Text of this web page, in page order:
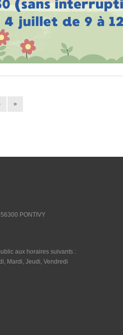
»
PONTIVY
aux horaires suivants :
Mardi, Jeudi, Vendredi